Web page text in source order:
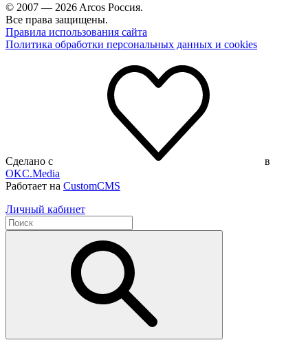
© 2007 — 2026 Arcos Россия.
Все права защищены.
Правила использования сайта
Политика обработки персональных данных и cookies
Сделано с
в
OKC.Media
Работает на CustomCMS
Личный кабинет